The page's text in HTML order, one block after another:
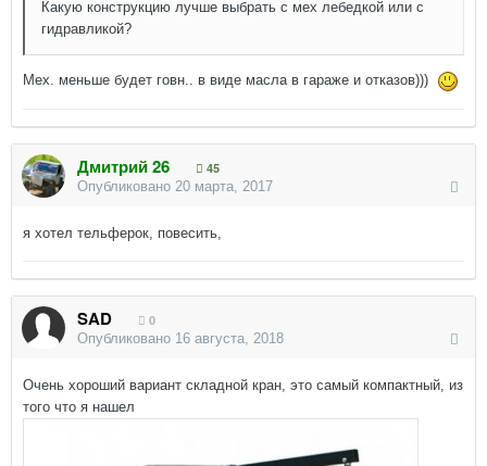
Какую конструкцию лучше выбрать с мех лебедкой или с
гидравликой?
Мех. меньше будет говн.. в виде масла в гараже и отказов)))
Дмитрий 26
45
Опубликовано 20 марта, 2017
я хотел тельферок, повесить,
SAD
0
Опубликовано 16 августа, 2018
Очень хороший вариант складной кран, это самый компактный, из
того что я нашел